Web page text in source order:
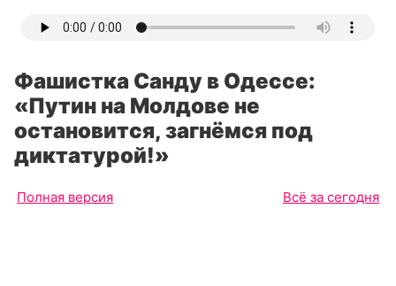
Фашистка Санду в Одессе:
«Путин на Молдове не
остановится, загнёмся под
диктатурой!»
Полная версия Всё за сегодня